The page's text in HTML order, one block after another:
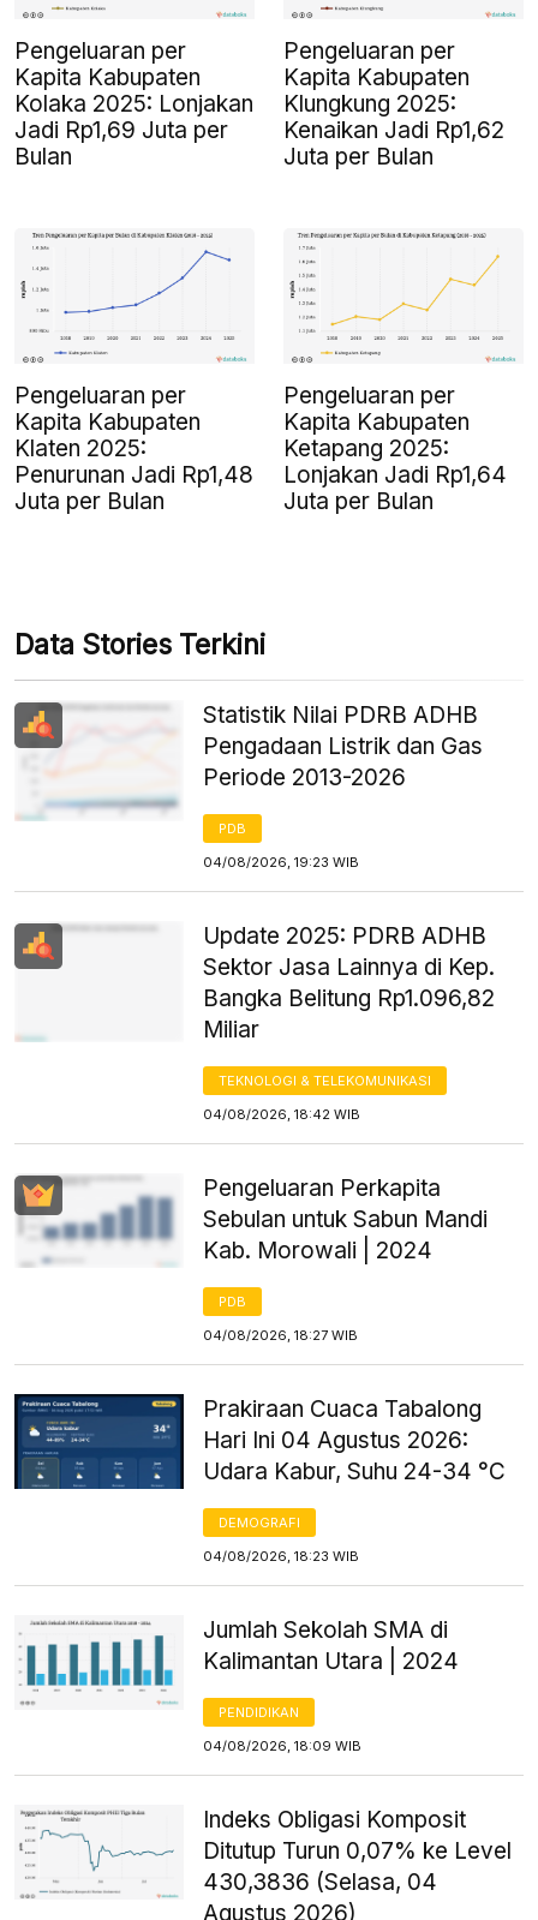
Pengeluaran per
Kapita Kabupaten
Kolaka 2025: Lonjakan
Jadi Rp1,69 Juta per
Bulan
Pengeluaran per
Kapita Kabupaten
Klungkung 2025:
Kenaikan Jadi Rp1,62
Juta per Bulan
Pengeluaran per
Kapita Kabupaten
Klaten 2025:
Penurunan Jadi Rp1,48
Juta per Bulan
Pengeluaran per
Kapita Kabupaten
Ketapang 2025:
Lonjakan Jadi Rp1,64
Juta per Bulan
Data Stories Terkini
Statistik Nilai PDRB ADHB
Pengadaan Listrik dan Gas
Periode 2013-2026
PDB
04/08/2026, 19:23 WIB
Update 2025: PDRB ADHB
Sektor Jasa Lainnya di Kep.
Bangka Belitung Rp1.096,82
Miliar
TEKNOLOGI & TELEKOMUNIKASI
04/08/2026, 18:42 WIB
Pengeluaran Perkapita
Sebulan untuk Sabun Mandi
Kab. Morowali | 2024
PDB
04/08/2026, 18:27 WIB
Prakiraan Cuaca Tabalong
Hari Ini 04 Agustus 2026:
Udara Kabur, Suhu 24-34 °C
DEMOGRAFI
04/08/2026, 18:23 WIB
Jumlah Sekolah SMA di
Kalimantan Utara | 2024
PENDIDIKAN
04/08/2026, 18:09 WIB
Indeks Obligasi Komposit
Ditutup Turun 0,07% ke Level
430,3836 (Selasa, 04
Agustus 2026)